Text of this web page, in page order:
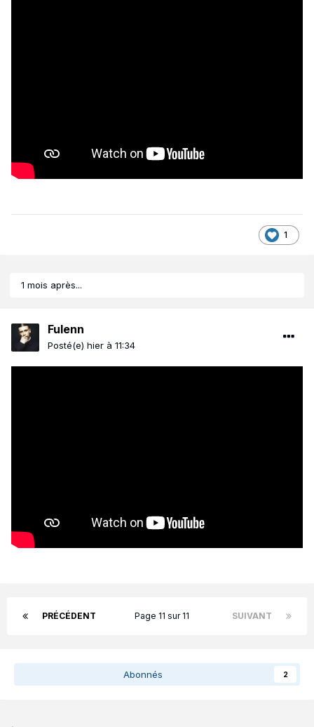
1
1 mois après...
Fulenn
Posté(e) hier à 11:34
PRÉCÉDENT SUIVANT
Page 11 sur 11
Abonnés 2